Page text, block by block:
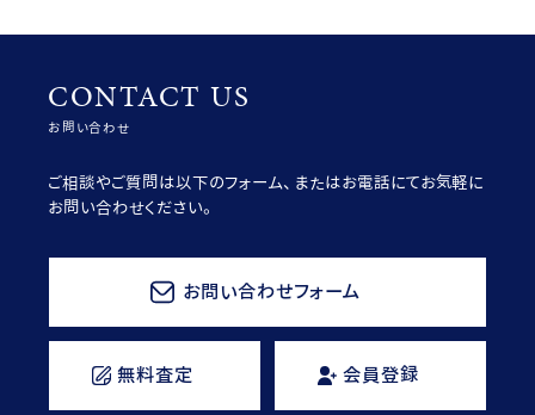
CONTACT US
お問い合わせ
ご相談やご質問は以下のフォーム、またはお電話にてお気軽に
お問い合わせください。
お問い合わせフォーム
無料査定 会員登録